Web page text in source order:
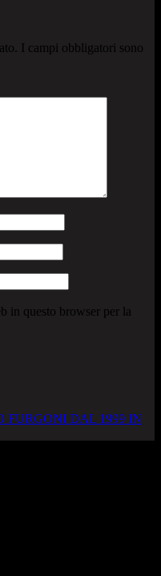
I campi obbligatori sono
in questo browser per la
FURGONI DAL 1999 IN